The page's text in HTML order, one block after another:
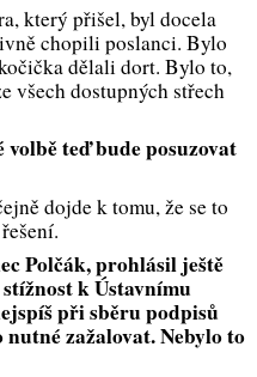
který přišel, byl docela
chopili poslanci. Bylo
dělali dort. Bylo to,
všech dostupných střech
teď bude posuzovat
dojde k tomu, že se to
Polčák, prohlásil ještě
k Ústavnímu
při sběru podpisů
zažalovat. Nebylo to